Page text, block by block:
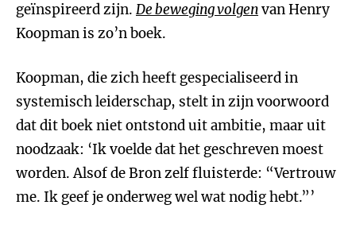
geïnspireerd zijn. De beweging volgenvan Henry
Koopman is zo’n boek.
Koopman, die zich heeft gespecialiseerd in
systemisch leiderschap, stelt in zijn voorwoord
dat dit boek niet ontstond uit ambitie, maar uit
noodzaak: ‘Ik voelde dat het geschreven moest
worden. Alsof de Bron zelf fluisterde: “Vertrouw
me. Ik geef je onderweg wel wat nodig hebt.”’